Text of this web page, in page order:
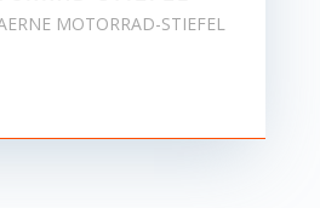
MOTORRAD-STIEFEL